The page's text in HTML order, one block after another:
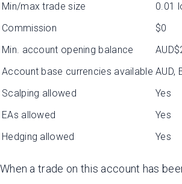
Min/max trade size
0.01
Commission
$0
Min. account opening balance
Account base currencies available AUD,
Scalping allowed
Yes
EAs allowed
Yes
Hedging allowed
Yes
When a trade on this account has